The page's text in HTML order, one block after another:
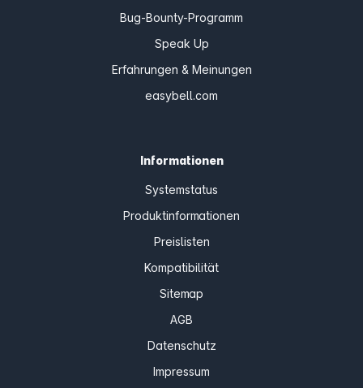
Bug-Bounty-Programm
Speak Up
Erfahrungen & Meinungen
easybell.com
Informationen
Systemstatus
Produktinformationen
Preislisten
Kompatibilität
Sitemap
AGB
Datenschutz
Impressum